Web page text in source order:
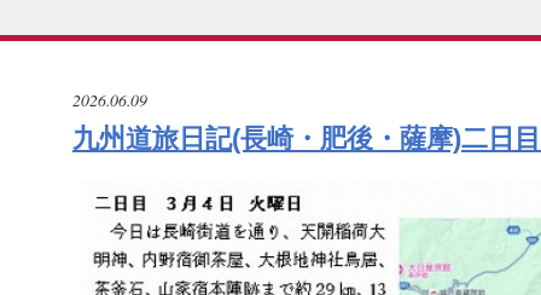
2026.06.09
九州道旅日記(長崎・肥後・薩摩)二日目